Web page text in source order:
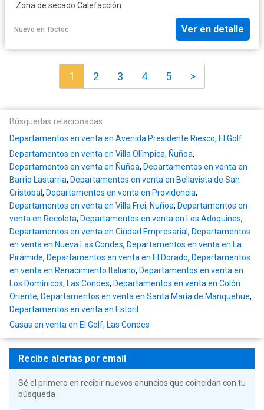
·Zona de secado·Calefacción
Nuevo en Toctoc Ver en detalle
1 2 3 4 5 >
Búsquedas relacionadas
Departamentos en venta en Avenida Presidente Riesco, El Golf
Departamentos en venta en Villa Olímpica, Ñuñoa,
Departamentos en venta en Ñuñoa, Departamentos en venta en
Barrio Lastarria, Departamentos en venta en Bellavista de San
Cristóbal, Departamentos en venta en Providencia,
Departamentos en venta en Villa Frei, Ñuñoa, Departamentos en
venta en Recoleta, Departamentos en venta en Los Adoquines,
Departamentos en venta en Ciudad Empresarial, Departamentos
en venta en Nueva Las Condes, Departamentos en venta en La
Pirámide, Departamentos en venta en El Dorado, Departamentos
en venta en Renacimiento Italiano, Departamentos en venta en
Los Domínicos, Las Condes, Departamentos en venta en Colón
Oriente, Departamentos en venta en Santa María de Manquehue,
Departamentos en venta en Estoril
Casas en venta en El Golf, Las Condes
Recibe alertas por email
Sé el primero en recibir nuevos anuncios que coincidan con tu
búsqueda